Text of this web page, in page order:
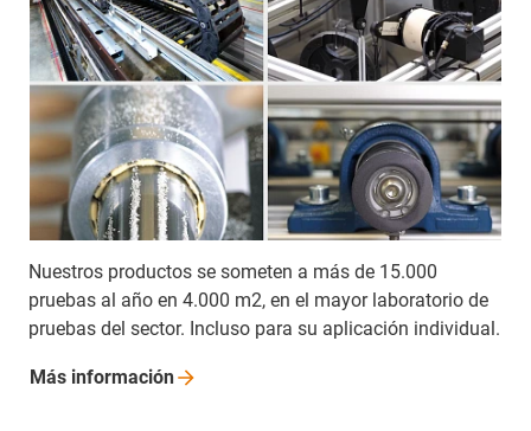
Nuestros productos se someten a más de 15.000
pruebas al año en 4.000 m2, en el mayor laboratorio de
pruebas del sector. Incluso para su aplicación individual.
Más información